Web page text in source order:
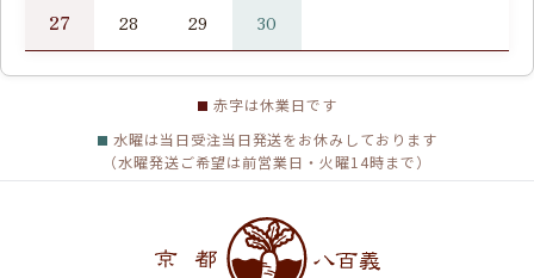
27 28 29 30
赤字は休業日です
水曜は当日受注当日発送をお休みしております
（水曜発送ご希望は前営業日・火曜14時まで）